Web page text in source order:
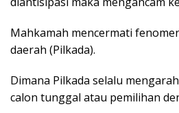
Mahkamah mencermati
daerah (Pilkada).
Dimana Pilkada selalu
calon tunggal atau pemilihan